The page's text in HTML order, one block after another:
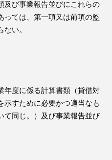
び事業報告並びにこれらの
っては、第一項又は前項の監
い。
度に係る計算書類（貸借対
示すために必要かつ適当なも
て同じ。）及び事業報告並び